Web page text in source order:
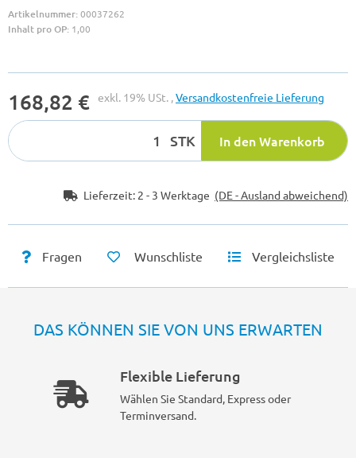
Artikelnummer:00037262
Inhalt pro OP: 1,00
168,82 € exkl. 19% USt. ,Versandkostenfreie Lieferung
STK In den Warenkorb
Lieferzeit: 2 - 3 Werktage (DE - Ausland abweichend)
Fragen Wunschliste Vergleichsliste
DAS KÖNNEN SIE VON UNS ERWARTEN
Flexible Lieferung
Wählen Sie Standard, Express oder
Terminversand.